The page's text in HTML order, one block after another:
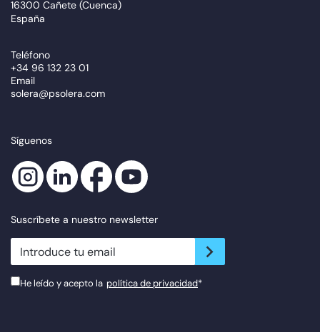
16300 Cañete (Cuenca)
España
Teléfono
+34 96 132 23 01
Email
solera@psolera.com
Síguenos
Suscríbete a nuestro newsletter
newsletter.suscribe
He leído y acepto la política de privacidad*